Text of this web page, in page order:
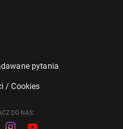
pytania
/ Cookies
DO NAS: